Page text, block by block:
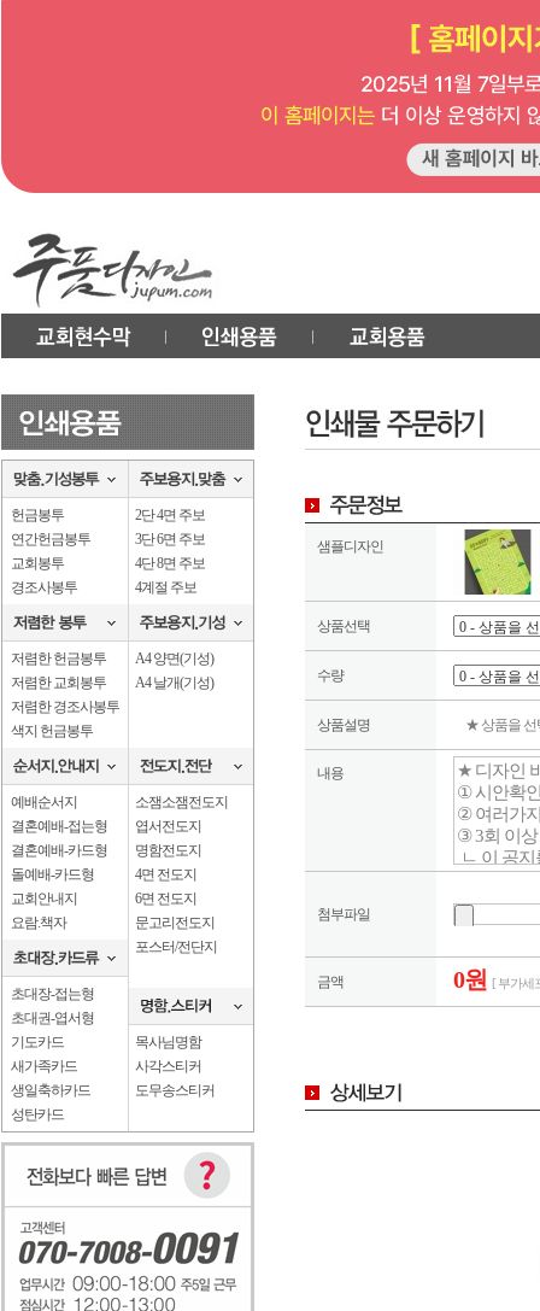
헌금봉투
연간헌금봉투
교회봉투
경조사봉투
저렴한 헌금봉투
저렴한 교회봉투
저렴한 경조사봉투
색지 헌금봉투
예배순서지
결혼예배-접는형
결혼예배-카드형
돌예배-카드형
교회안내지
요람.책자
초대장-접는형
초대권-엽서형
기도카드
새가족카드
생일축하카드
성탄카드
2단 4면 주보
3단 6면 주보
4단 8면 주보
4계절 주보
A4 양면(기성)
A4 날개(기성)
소잼소잼전도지
엽서전도지
명함전도지
4면 전도지
6면 전도지
문고리전도지
포스터/전단지
목사님명함
사각스티커
도무송스티커
샘플디자인
상품선택
수량
상품설명 ★ 상품을 선
내용
첨부파일
금액 0원 [ 부가세